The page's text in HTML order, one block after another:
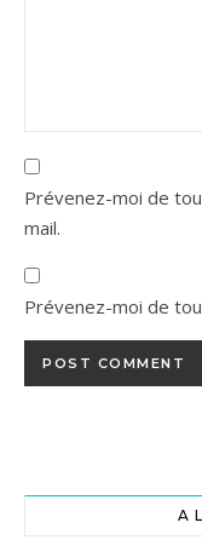
Prévenez-moi de
mail.
Prévenez-moi de
A